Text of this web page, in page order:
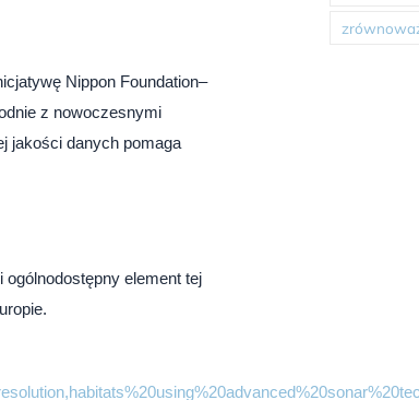
Nippon Foundation–
z nowoczesnymi
jakości danych pomaga
element tej